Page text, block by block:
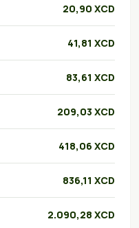
20,90 XCD
41,81 XCD
83,61 XCD
209,03 XCD
418,06 XCD
836,11 XCD
2.090,28 XCD